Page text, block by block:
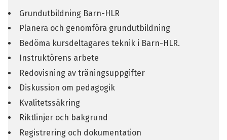
Grundutbildning Barn-HLR
Planera och genomföra grundutbildning
Bedöma kursdeltagares teknik i Barn-HLR.
Instruktörens arbete
Redovisning av träningsuppgifter
Diskussion om pedagogik
Kvalitetssäkring
Riktlinjer och bakgrund
Registrering och dokumentation